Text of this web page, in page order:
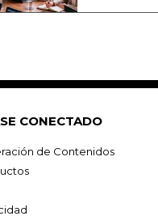
CONECTADO
de Contenidos